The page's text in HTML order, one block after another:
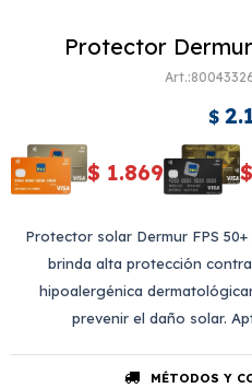
Protector
$
$ 1.869 $
Protector solar Dermur FPS
brinda alta protección
hipoalergénica
prevenir el daño solar.
MÉTODOS Y